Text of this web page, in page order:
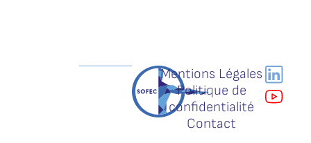
Mentions Légales
Politique de
confidentialité
Contact